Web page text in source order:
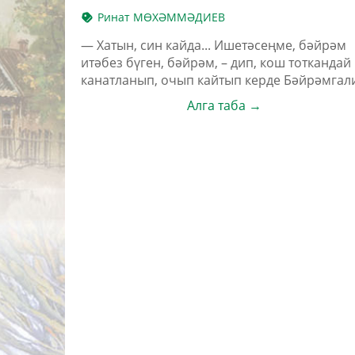
Ринат МӨХӘММӘДИЕВ
— Хатын, син кайда... Ишетәсеңме, бәйрәм
итәбез бүген, бәйрәм, – дип, кош тоткандай
канатланып, очып кайтып керде
Алга таба →